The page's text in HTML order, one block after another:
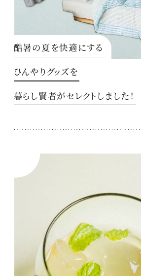
酷暑の夏を快適にする
ひんやりグッズを
暮らし賢者がセレクトしました！